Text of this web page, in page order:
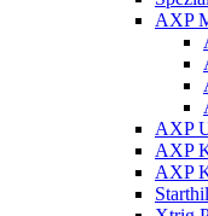
AXP
AXP
AXP
AXP